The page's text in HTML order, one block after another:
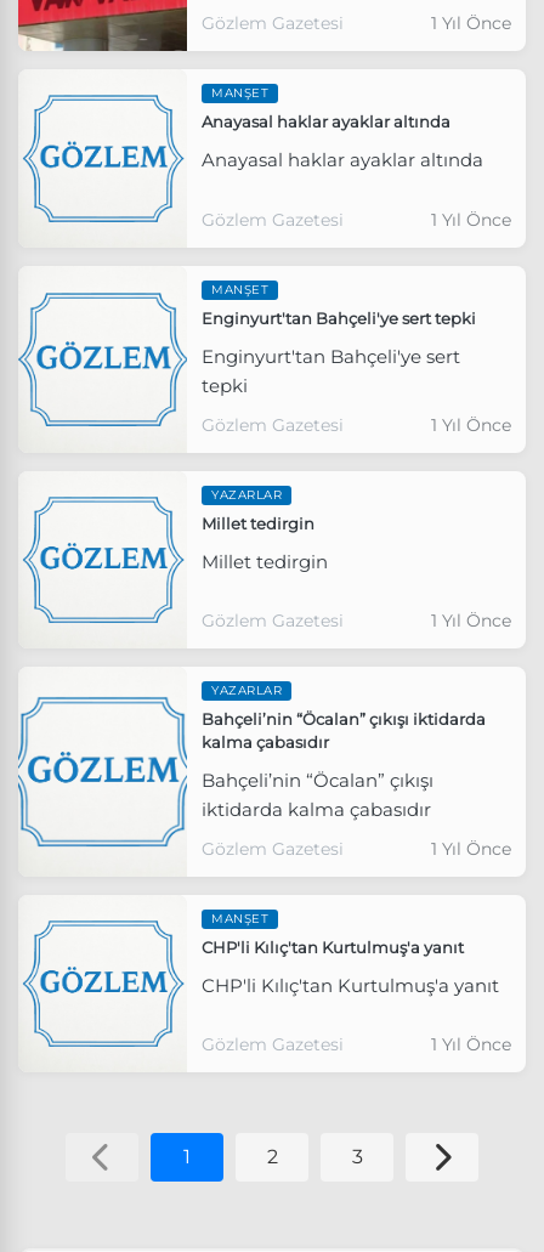
Gözlem Gazetesi 1 Yıl Önce
MANŞET
Anayasal haklar ayaklar altında
Anayasal haklar ayaklar altında
Gözlem Gazetesi 1 Yıl Önce
MANŞET
Enginyurt'tan Bahçeli'ye sert tepki
Enginyurt'tan Bahçeli'ye sert
tepki
Gözlem Gazetesi 1 Yıl Önce
YAZARLAR
Millet tedirgin
Millet tedirgin
Gözlem Gazetesi 1 Yıl Önce
YAZARLAR
Bahçeli’nin “Öcalan” çıkışı iktidarda
kalma çabasıdır
Bahçeli’nin “Öcalan” çıkışı
iktidarda kalma çabasıdır
Gözlem Gazetesi 1 Yıl Önce
MANŞET
CHP'li Kılıç'tan Kurtulmuş'a yanıt
CHP'li Kılıç'tan Kurtulmuş'a yanıt
Gözlem Gazetesi 1 Yıl Önce
1 2 3